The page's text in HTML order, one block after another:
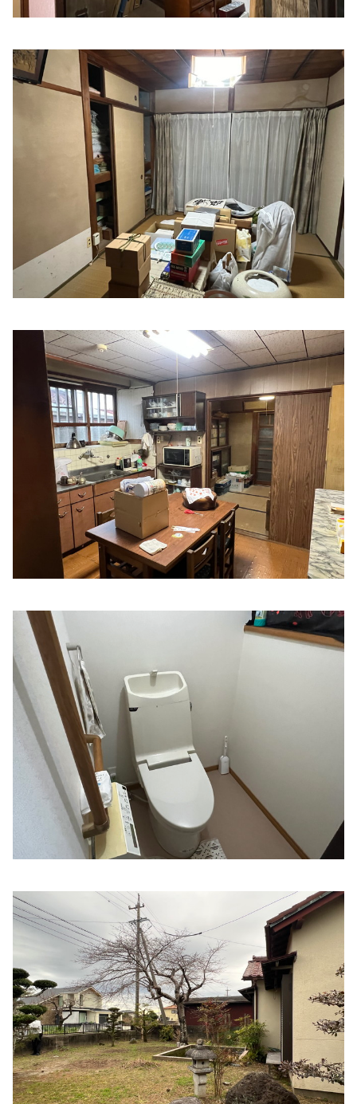
寺村内科クリニック
ながや内科クリニック
住所:
三重県伊勢市船江３丁目３−９ マップで見る
三重県伊勢市一之木３丁目５−１３ マップで見る
ハートクリニック福井
三重県伊勢市御薗町長屋１９９７−１ マップで見る